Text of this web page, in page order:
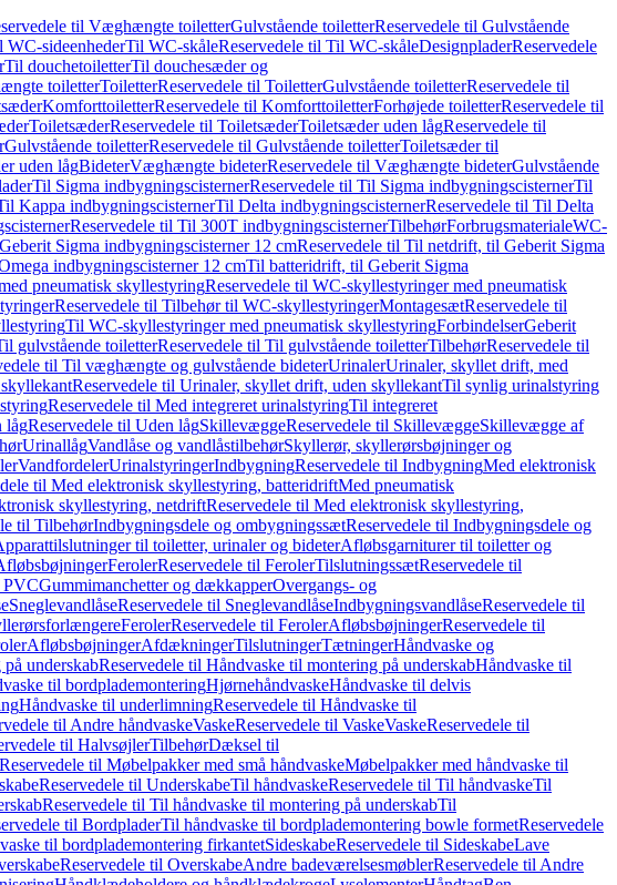
til Væghængte toiletterGulvstående toiletterReservedele til Gulvstående
WC-sideenhederTil WC-skåleReservedele til Til WC-skåleDesignpladerReservedele
Til douchetoiletterTil douchesæder og
toiletterToiletterReservedele til ToiletterGulvstående toiletterReservedele til
KomforttoiletterReservedele til KomforttoiletterForhøjede toiletterReservedele til
ToiletsæderReservedele til ToiletsæderToiletsæder uden lågReservedele til
Gulvstående toiletterReservedele til Gulvstående toiletterToiletsæder til
uden lågBideterVæghængte bideterReservedele til Væghængte bideterGulvstående
Til Sigma indbygningscisternerReservedele til Til Sigma indbygningscisternerTil
Kappa indbygningscisternerTil Delta indbygningscisternerReservedele til Til Delta
Reservedele til Til 300T indbygningscisternerTilbehørForbrugsmaterialeWC-
Sigma indbygningscisterner 12 cmReservedele til Til netdrift, til Geberit Sigma
indbygningscisterner 12 cmTil batteridrift, til Geberit Sigma
pneumatisk skyllestyringReservedele til WC-skyllestyringer med pneumatisk
Reservedele til Tilbehør til WC-skyllestyringerMontagesætReservedele til
Til WC-skyllestyringer med pneumatisk skyllestyringForbindelserGeberit
gulvstående toiletterReservedele til Til gulvstående toiletterTilbehørReservedele til
til Til væghængte og gulvstående bideterUrinalerUrinaler, skyllet drift, med
Reservedele til Urinaler, skyllet drift, uden skyllekantTil synlig urinalstyring
Reservedele til Med integreret urinalstyringTil integreret
lågReservedele til Uden lågSkillevæggeReservedele til SkillevæggeSkillevægge af
UrinallågVandlåse og vandlåstilbehørSkyllerør, skyllerørsbøjninger og
VandfordelerUrinalstyringerIndbygningReservedele til IndbygningMed elektronisk
til Med elektronisk skyllestyring, batteridriftMed pneumatisk
skyllestyring, netdriftReservedele til Med elektronisk skyllestyring,
til TilbehørIndbygningsdele og ombygningssætReservedele til Indbygningsdele og
til toiletter, urinaler og bideterAfløbsgarniturer til toiletter og
FerolerReservedele til FerolerTilslutningssætReservedele til
PVCGummimanchetter og dækkapperOvergangs- og
SneglevandlåseReservedele til SneglevandlåseIndbygningsvandlåseReservedele til
FerolerReservedele til FerolerAfløbsbøjningerReservedele til
AfløbsbøjningerAfdækningerTilslutningerTætningerHåndvaske og
underskabReservedele til Håndvaske til montering på underskabHåndvaske til
til bordplademonteringHjørnehåndvaskeHåndvaske til delvis
Håndvaske til underlimningReservedele til Håndvaske til
til Andre håndvaskeVaskeReservedele til VaskeVaskeReservedele til
til HalvsøjlerTilbehørDæksel til
Reservedele til Møbelpakker med små håndvaskeMøbelpakker med håndvaske til
Reservedele til UnderskabeTil håndvaskeReservedele til Til håndvaskeTil
Reservedele til Til håndvaske til montering på underskabTil
til BordpladerTil håndvaske til bordplademontering bowle formetReservedele
til bordplademontering firkantetSideskabeReservedele til SideskabeLave
Reservedele til OverskabeAndre badeværelsesmøblerReservedele til Andre